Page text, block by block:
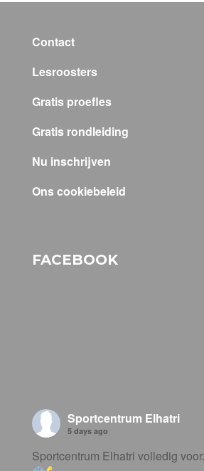
Contact
Lesroosters
Gratis proefles
Gratis rondleiding
Nu inschrijven
Ons cookiebeleid
FACEBOOK
Sportcentrum Elhatri
5 days ago
Sportcentrum Elhatri volledig